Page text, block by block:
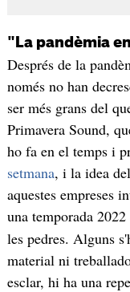
"La pandèmia
Després de la
només no han
ser més grans del
Primavera Sound,
ho fa en el temps i
setmana, i la idea
aquestes empreses
una temporada
les pedres. Alguns
material ni
esclar, hi ha una